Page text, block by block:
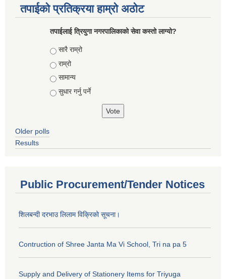
तपाईको प्रतिक्रया हाम्रो अठोट
तपाईलाई त्रियुगा नगरपालिकाको सेवा कस्तो लाग्यो?
Choices
सारै राम्रो
राम्रो
सामान्य
सुधार गर्नु पर्ने
Older polls
Results
Public Procurement/Tender Notices
शिलबन्दी दरभाउ लिलाम विक्रिको सूचना।
Contruction of Shree Janta Ma Vi School, Tri na pa 5
Supply and Delivery of Stationery Items for Triyuga